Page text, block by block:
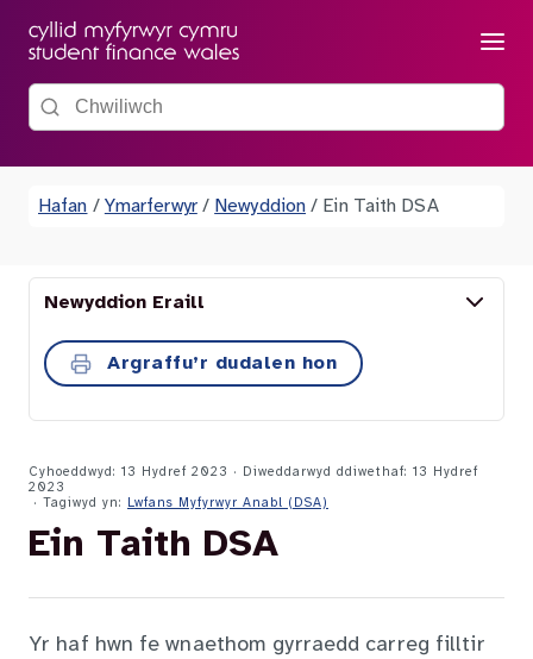
Chwiliwch y wefan
Hafan / Ymarferwyr / Newyddion / Ein Taith DSA
Newyddion Eraill
Argraffu’r dudalen hon
Cyhoeddwyd: 13 Hydref 2023 · Diweddarwyd ddiwethaf: 13 Hydref
2023
· Tagiwyd yn:
Lwfans Myfyrwyr Anabl (DSA)
Ein Taith DSA
Yr haf hwn fe wnaethom gyrraedd carreg filltir